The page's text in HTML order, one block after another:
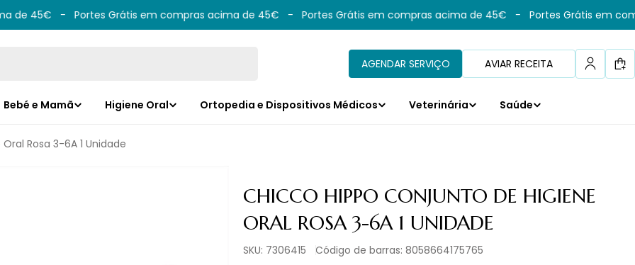
45€ - Portes Grátis em compras acima de 45€ - Portes Grátis em compras acima de 45€ - Portes Grátis em
AGENDAR SERVIÇO AVIAR RECEITA
Bebé e Mamã Higiene Oral Ortopedia e Dispositivos Médicos Veterinária Saúde
Rosa 3-6A 1 Unidade
CHICCO HIPPO CONJUNTO DE HIGIENE
ORAL ROSA 3-6A 1 UNIDADE
SKU: 7306415 Código de barras: 8058664175765